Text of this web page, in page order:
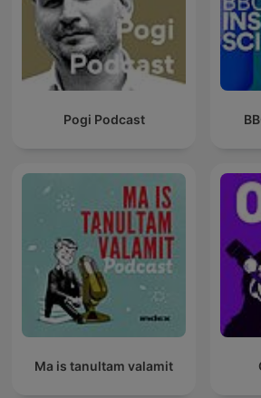
Pogi Podcast
Ma is tanultam valamit